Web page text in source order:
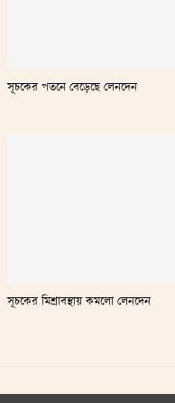
সূচকের পতনে বেড়েছে লেনদেন
সূচকের মিশ্রাবস্থায় কমলো লেনদেন